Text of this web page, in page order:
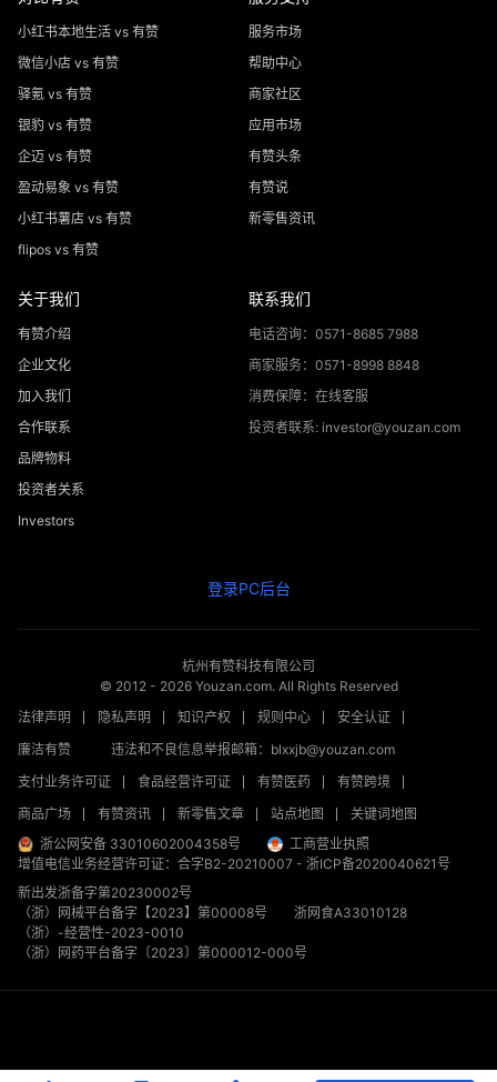
小红书本地生活 vs 有赞
微信小店 vs 有赞
驿氪 vs 有赞
银豹 vs 有赞
企迈 vs 有赞
盈动易象 vs 有赞
小红书薯店 vs 有赞
flipos vs 有赞
服务市场
帮助中心
商家社区
应用市场
有赞头条
有赞说
新零售资讯
关于我们
有赞介绍
企业文化
加入我们
合作联系
品牌物料
投资者关系
Investors
联系我们
电话咨询：0571-8685 7988
商家服务：0571-8998 8848
消费保障：在线客服
投资者联系: investor@youzan.com
登录PC后台
杭州有赞科技有限公司
© 2012 - 2026Youzan.com. All Rights Reserved
法律声明
隐私声明 知识产权 规则中心
安全认证
廉洁有赞
违法和不良信息举报邮箱：blxxjb@youzan.com
支付业务许可证
食品经营许可证 有赞医药
有赞跨境
商品广场
有赞资讯 新零售文章 站点地图
关键词地图
浙公网安备 33010602004358号
工商营业执照
增值电信业务经营许可证：合字B2-20210007 - 浙ICP备2020040621号
新出发浙备字第20230002号
（浙）网械平台备字【2023】第00008号
浙网食A33010128
（浙）-经营性-2023-0010
（浙）网药平台备字〔2023〕第000012-000号